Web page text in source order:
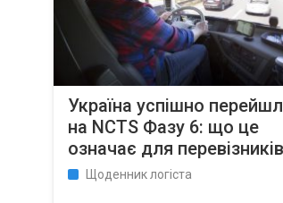
Україна успішно
на NCTS Фазу 6: що це
означає для перевізників
Щоденник логіста